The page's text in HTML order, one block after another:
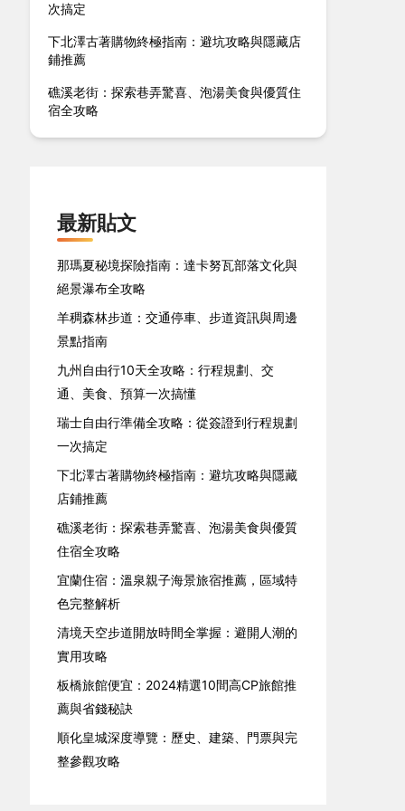
次搞定
下北澤古著購物終極指南：避坑攻略與隱藏店
鋪推薦
礁溪老街：探索巷弄驚喜、泡湯美食與優質住
宿全攻略
最新貼文
那瑪夏秘境探險指南：達卡努瓦部落文化與
絕景瀑布全攻略
羊稠森林步道：交通停車、步道資訊與周邊
景點指南
九州自由行10天全攻略：行程規劃、交
通、美食、預算一次搞懂
瑞士自由行準備全攻略：從簽證到行程規劃
一次搞定
下北澤古著購物終極指南：避坑攻略與隱藏
店鋪推薦
礁溪老街：探索巷弄驚喜、泡湯美食與優質
住宿全攻略
宜蘭住宿：溫泉親子海景旅宿推薦，區域特
色完整解析
清境天空步道開放時間全掌握：避開人潮的
實用攻略
板橋旅館便宜：2024精選10間高CP旅館推
薦與省錢秘訣
順化皇城深度導覽：歷史、建築、門票與完
整參觀攻略